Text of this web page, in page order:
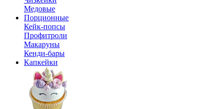
Медовые
Порционные
Кейк-попсы
Профитроли
Макаруны
Кенди-бары
Капкейки